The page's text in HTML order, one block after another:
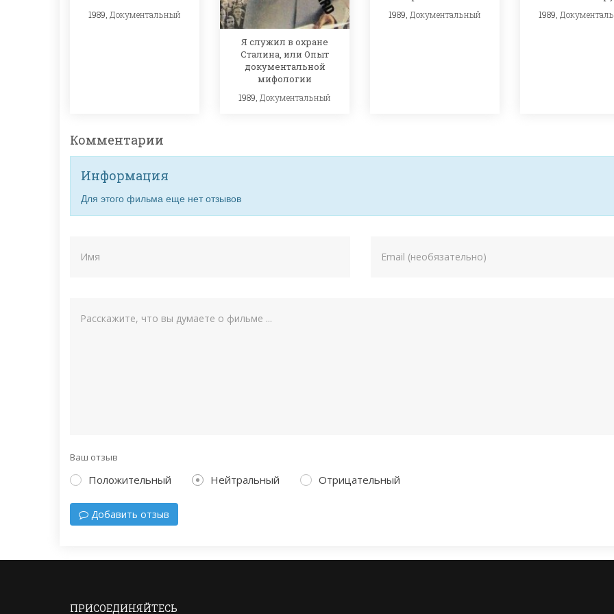
1989, Документальный
Я служил в охране
Сталина, или Опыт
документальной
мифологии
1989, Документальный
1989, Документальный 1989,
Комментарии
Информация
Для этого фильма еще нет отзывов
Ваш отзыв
Положительный Нейтральный Отрицательный
Добавить отзыв
ПРИСОЕДИНЯЙТЕСЬ